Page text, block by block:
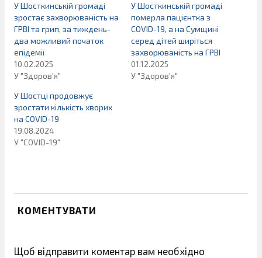
У Шосткинській громаді
зростає захворюваність на
ГРВІ та грип, за тиждень-
два можливий початок
епідемії
10.02.2025
У "Здоров'я"
У Шосткинській громаді
померла пацієнтка з
COVID-19, а на Сумщині
серед дітей ширіться
захворюваність на ГРВІ
01.12.2025
У "Здоров'я"
У Шостці продовжує
зростати кількість хворих
на COVID-19
19.08.2024
У "COVID-19"
КОМЕНТУВАТИ
Щоб відправити коментар вам необхідно